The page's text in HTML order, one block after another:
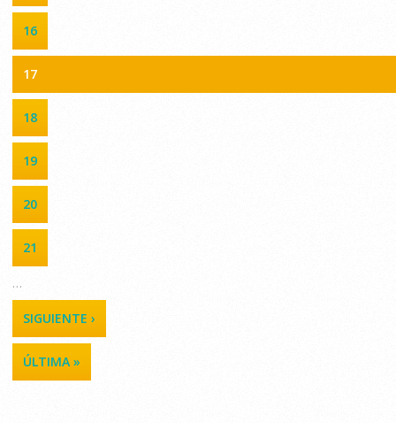
16
17
18
19
20
21
…
SIGUIENTE ›
ÚLTIMA »